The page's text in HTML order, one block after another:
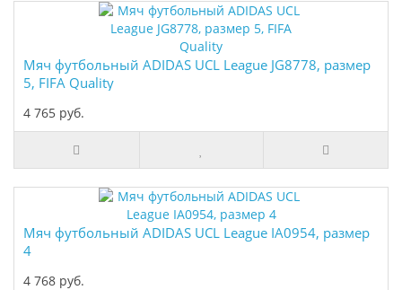
Мяч футбольный ADIDAS UCL League JG8778, размер
5, FIFA Quality
4 765 руб.
Мяч футбольный ADIDAS UCL League IA0954, размер
4
4 768 руб.